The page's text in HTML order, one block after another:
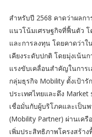
สำหรับปี 2568 คาดว่าผลก
แนวโน้มเศรษฐกิจที่ฟื้นตัว โ
และการลงทุน โดยคาดว่าใ
เคียงระดับปกติ โดยมุ่งเน้น
แรงขับเคลื่อนสำคัญในการ
กลุ่มธุรกิจ Mobility ตั้งเป้า
ประเทศไทยและดึง
เชื่อมั่นกับผู้บริโภคและเป็น
(Mobility Partner) ผ่านเค
เพิ่มประสิทธิภาพโครงสร้าง